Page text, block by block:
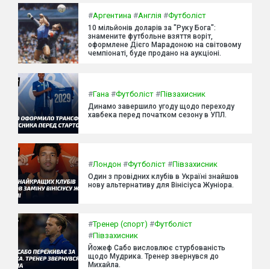
#Аргентина #Англія #Футболіст
10 мільйонів доларів за "Руку Бога":
знамените футбольне взяття воріт,
оформлене Дієго Марадоною на світовому
чемпіонаті, буде продано на аукціоні.
#Гана #Футболіст #Півзахисник
Динамо завершило угоду щодо переходу
хавбека перед початком сезону в УПЛ.
#Лондон #Футболіст #Півзахисник
Один з провідних клубів в Україні знайшов
нову альтернативу для Вінісіуса Жуніора.
#Тренер (спорт) #Футболіст
#Півзахисник
Йожеф Сабо висловлює стурбованість
щодо Мудрика. Тренер звернувся до
Михайла.